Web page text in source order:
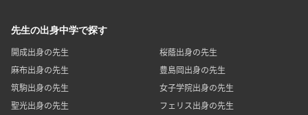
先生の出身中学で探す
開成出身の先生
桜蔭出身の先生
麻布出身の先生
豊島岡出身の先生
筑駒出身の先生
女子学院出身の先生
聖光出身の先生
フェリス出身の先生